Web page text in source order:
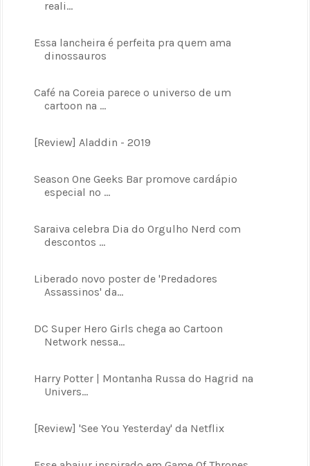
reali...
Essa lancheira é perfeita pra quem ama
dinossauros
Café na Coreia parece o universo de um
cartoon na ...
[Review] Aladdin - 2019
Season One Geeks Bar promove cardápio
especial no ...
Saraiva celebra Dia do Orgulho Nerd com
descontos ...
Liberado novo poster de 'Predadores
Assassinos' da...
DC Super Hero Girls chega ao Cartoon
Network nessa...
Harry Potter | Montanha Russa do Hagrid na
Univers...
[Review] 'See You Yesterday' da Netflix